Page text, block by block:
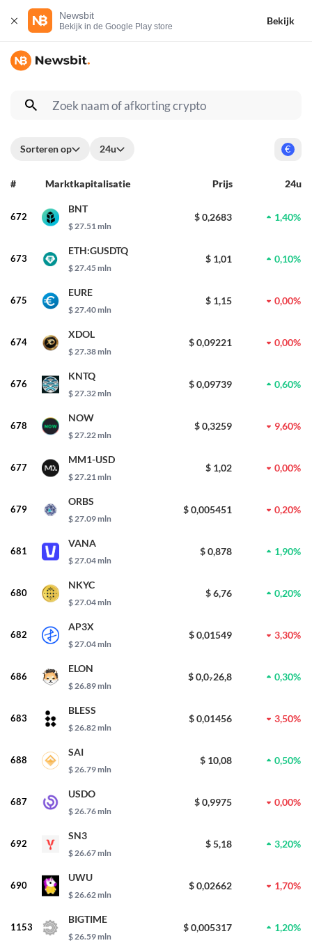
Newsbit
Bekijk in de Google Play store
Bekijk
Sorteren op 24u €
# Marktkapitalisatie Prijs 24u
672
BNT
$ 27.51 mln
$ 0,2683 1,40%
673
ETH:GUSDTQ
$ 27.45 mln
$ 1,01 0,10%
675
EURE
$ 27.40 mln
$ 1,15 0,00%
674
XDOL
$ 27.38 mln
$ 0,09221 0,00%
676
KNTQ
$ 27.32 mln
$ 0,09739 0,60%
678
NOW
$ 27.22 mln
$ 0,3259 9,60%
677
MM1-USD
$ 27.21 mln
$ 1,02 0,00%
679
ORBS
$ 27.09 mln
$ 0,005451 0,20%
681
VANA
$ 27.04 mln
$ 0,878 1,90%
680
NKYC
$ 27.04 mln
$ 6,76 0,20%
682
AP3X
$ 27.04 mln
$ 0,01549 3,30%
686
ELON
$ 26.89 mln
$ 0,0₇26,8 0,30%
683
BLESS
$ 26.82 mln
$ 0,01456 3,50%
688
SAI
$ 26.79 mln
$ 10,08 0,50%
687
USDO
$ 26.76 mln
$ 0,9975 0,00%
692
SN3
$ 26.67 mln
$ 5,18 3,20%
690
UWU
$ 26.62 mln
$ 0,02662 1,70%
1153
BIGTIME
$ 26.59 mln
$ 0,005317 1,20%